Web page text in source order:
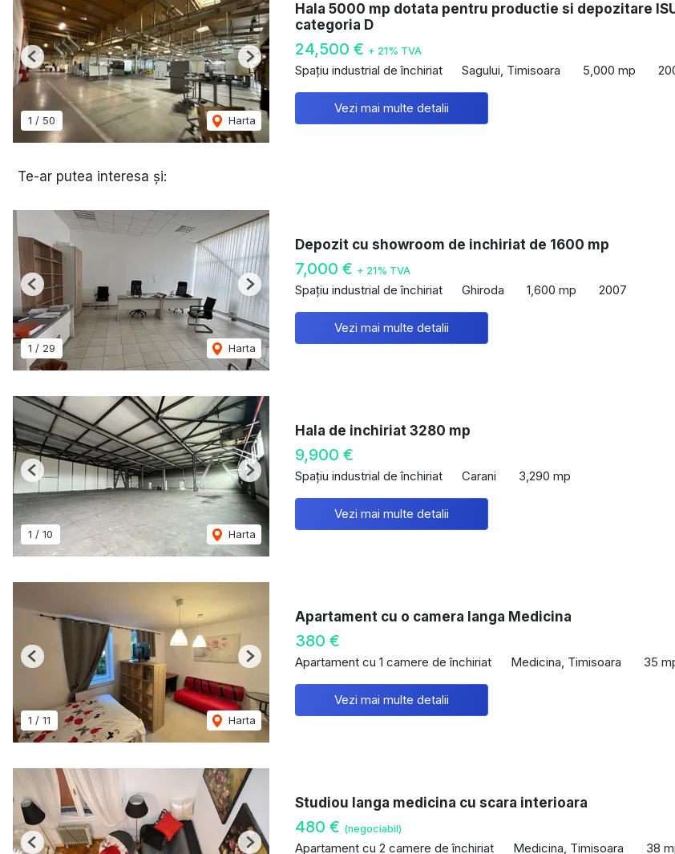
1 / 50 Harta
Previous Next
Hala 5000 mp dotata pentru productie si depozitare
categoria D
24,500 € + 21% TVA
Spațiu industrial de închiriat Sagului, Timisoara 5,000 mp
Vezi mai multe detalii
Te-ar putea interesa și:
1 / 29 Harta
Previous Next
Depozit cu showroom de inchiriat de 1600 mp
7,000 € + 21% TVA
Spațiu industrial de închiriat Ghiroda 1,600 mp 2007
Vezi mai multe detalii
1 / 10 Harta
Previous Next
Hala de inchiriat 3280 mp
9,900 €
Spațiu industrial de închiriat Carani 3,290 mp
Vezi mai multe detalii
1 / 11 Harta
Previous Next
Apartament cu o camera langa Medicina
380 €
Apartament cu 1 camere de închiriat Medicina, Timisoara 35
Vezi mai multe detalii
Previous Next
Studiou langa medicina cu scara interioara
480 € (negociabil)
Apartament cu 2 camere de închiriat Medicina, Timisoara 38